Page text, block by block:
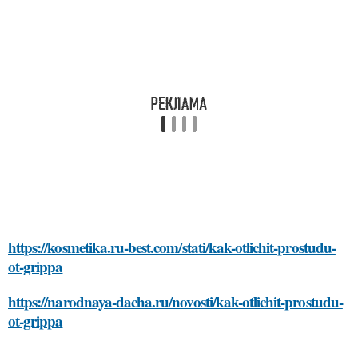
https://kosmetika.ru-best.com/stati/kak-otlichit-prostudu-
ot-grippa
https://narodnaya-dacha.ru/novosti/kak-otlichit-prostudu-
ot-grippa